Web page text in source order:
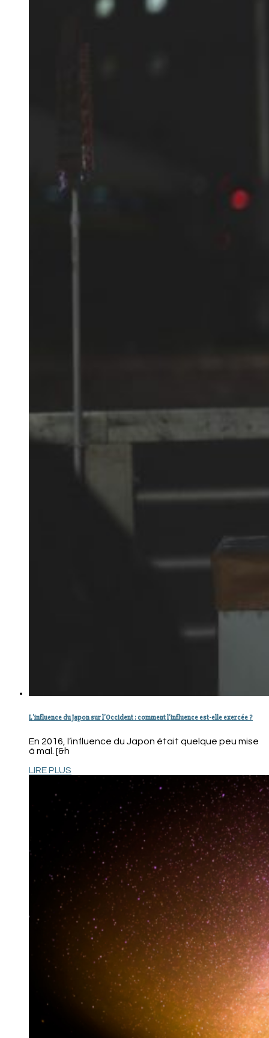
L’influence du Japon sur l’Occident : comment l’influence est-elle exercée ?
En 2016, l’influence du Japon était quelque peu mise
à mal. [&h
LIRE PLUS